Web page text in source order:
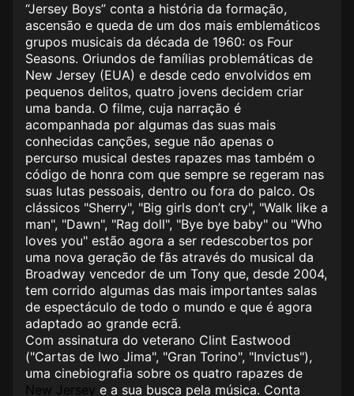
“Jersey Boys” conta a história da formação,
ascensão e queda de um dos mais emblemáticos
grupos musicais da década de 1960: os Four
Seasons. Oriundos de famílias problemáticas de
New Jersey (EUA) e desde cedo envolvidos em
pequenos delitos, quatro jovens decidem criar
uma banda. O filme, cuja narração é
acompanhada por algumas das suas mais
conhecidas canções, segue não apenas o
percurso musical destes rapazes mas também o
código de honra com que sempre se regeram nas
suas lutas pessoais, dentro ou fora do palco. Os
clássicos "Sherry", "Big girls don’t cry", "Walk like a
man", "Dawn", "Rag doll", "Bye bye baby" ou "Who
loves you" estão agora a ser redescobertos por
uma nova geração de fãs através do musical da
Broadway vencedor de um Tony que, desde 2004,
tem corrido algumas das mais importantes salas
de espectáculo de todo o mundo e que é agora
adaptado ao grande ecrã.
Com assinatura do veterano Clint Eastwood
("Cartas de Iwo Jima", "Gran Torino", "Invictus"),
uma cinebiografia sobre os quatro rapazes de
New Jersey e a sua busca pela música. Conta